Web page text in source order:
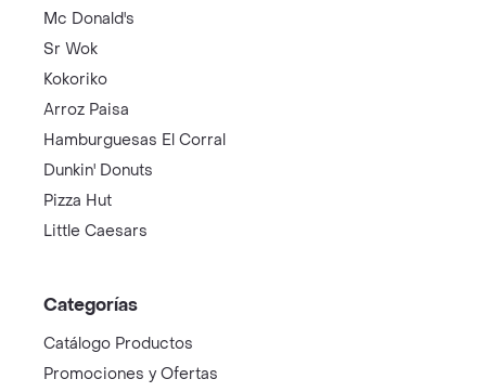
Mc Donald's
Sr Wok
Kokoriko
Arroz Paisa
Hamburguesas El Corral
Dunkin' Donuts
Pizza Hut
Little Caesars
Categorías
Catálogo Productos
Promociones y Ofertas